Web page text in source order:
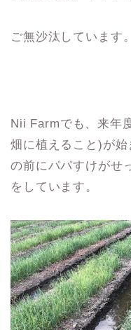
ご無沙汰しています。
Nii Farmでも、来年
畑に植えること)が
の前にパパすけがせ
をしています。